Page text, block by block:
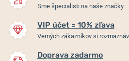
Sme špecialisti na naše značky
VIP účet = 10% zľava
Verných zákazníkov si
Doprava zadarmo